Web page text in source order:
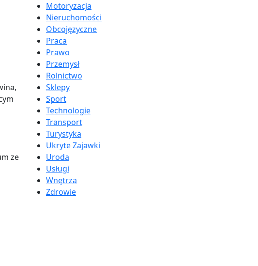
ze
Motoryzacja
Nieruchomości
Obcojęzyczne
Praca
Prawo
Przemysł
Rolnictwo
Sklepy
Sport
Technologie
Transport
Turystyka
Ukryte Zajawki
Uroda
Usługi
Wnętrza
Zdrowie